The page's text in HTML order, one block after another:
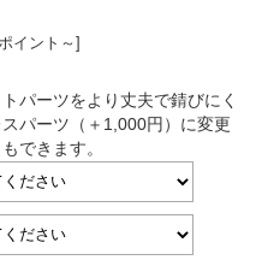
イント～]
パーツをより丈夫で錆びにく
スパーツ（＋1,000円）に変更
できます。